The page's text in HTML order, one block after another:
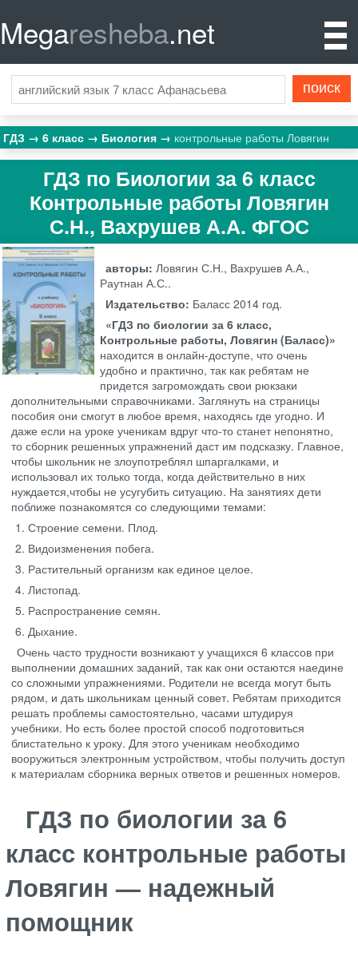
Megaresheba.net
ГДЗ 6 класс Биология контрольные работы Ловягин
ГДЗ по Биологии за 6 класс
Контрольные работы Ловягин
С.Н., Вахрушев А.А. ФГОС
авторы:Ловягин С.Н., Вахрушев А.А.,
Раутнан А.С..
Издательство: Баласс 2014 год.
«ГДЗ по биологии за 6 класс,
Контрольные работы, Ловягин (Баласс)»
находится в онлайн-доступе, что очень
удобно и практично, так как ребятам не
придется загромождать свои рюкзаки
дополнительными справочниками. Заглянуть на страницы
пособия они смогут в любое время, находясь где угодно. И
даже если на уроке ученикам вдруг что-то станет непонятно,
то сборник решенных упражнений даст им подсказку. Главное,
чтобы школьник не злоупотреблял шпаргалками, и
использовал их только тогда, когда действительно в них
нуждается,чтобы не усугубить ситуацию. На занятиях дети
поближе познакомятся со следующими темами:
Строение семени. Плод.
Видоизменения побега.
Растительный организм как единое целое.
Листопад.
Распространение семян.
Дыхание.
Очень часто трудности возникают у учащихся 6 классов при
выполнении домашних заданий, так как они остаются наедине
со сложными упражнениями. Родители не всегда могут быть
рядом, и дать школьникам ценный совет. Ребятам приходится
решать проблемы самостоятельно, часами штудируя
учебники. Но есть более простой способ подготовиться
блистательно к уроку. Для этого ученикам необходимо
вооружиться электронным устройством, чтобы получить доступ
к материалам сборника верных ответов и решенных номеров.
ГДЗ по биологии за 6
класс контрольные работы
Ловягин — надежный
помощник